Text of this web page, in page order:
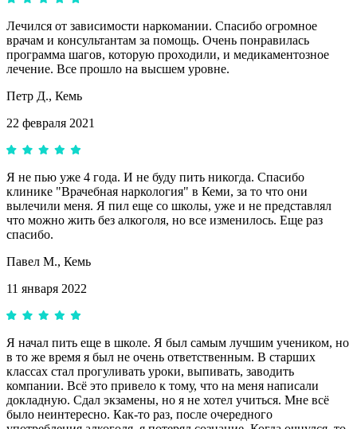
Лечился от зависимости наркомании. Спасибо огромное
врачам и консультантам за помощь. Очень понравилась
программа шагов, которую проходили, и медикаментозное
лечение. Все прошло на высшем уровне.
Петр Д., Кемь
22 февраля 2021
Я не пью уже 4 года. И не буду пить никогда. Спасибо
клинике "Врачебная наркология" в Кеми, за то что они
вылечили меня. Я пил еще со школы, уже и не представлял
что можно жить без алкоголя, но все изменилось. Еще раз
спасибо.
Павел М., Кемь
11 января 2022
Я начал пить еще в школе. Я был самым лучшим учеником, но
в то же время я был не очень ответственным. В старших
классах стал прогуливать уроки, выпивать, заводить
компании. Всё это привело к тому, что на меня написали
докладную. Сдал экзамены, но я не хотел учиться. Мне всё
было неинтересно. Как-то раз, после очередного